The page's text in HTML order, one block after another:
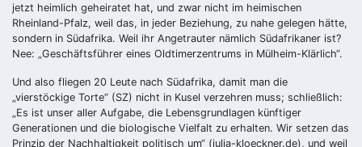
jetzt heimlich geheiratet hat, und zwar nicht im heimischen
Rheinland-Pfalz, weil das, in jeder Beziehung, zu nahe gelegen hätte,
sondern in Südafrika. Weil ihr Angetrauter nämlich Südafrikaner ist?
Nee: „Geschäftsführer eines Oldtimerzentrums in Mülheim-Klärlich“.
Und also fliegen 20 Leute nach Südafrika, damit man die
„vierstöckige Torte“ (SZ) nicht in Kusel verzehren muss; schließlich:
„Es ist unser aller Aufgabe, die Lebensgrundlagen künftiger
Generationen und die biologische Vielfalt zu erhalten. Wir setzen das
Prinzip der Nachhaltigkeit politisch um“ (julia-kloeckner.de), und weil